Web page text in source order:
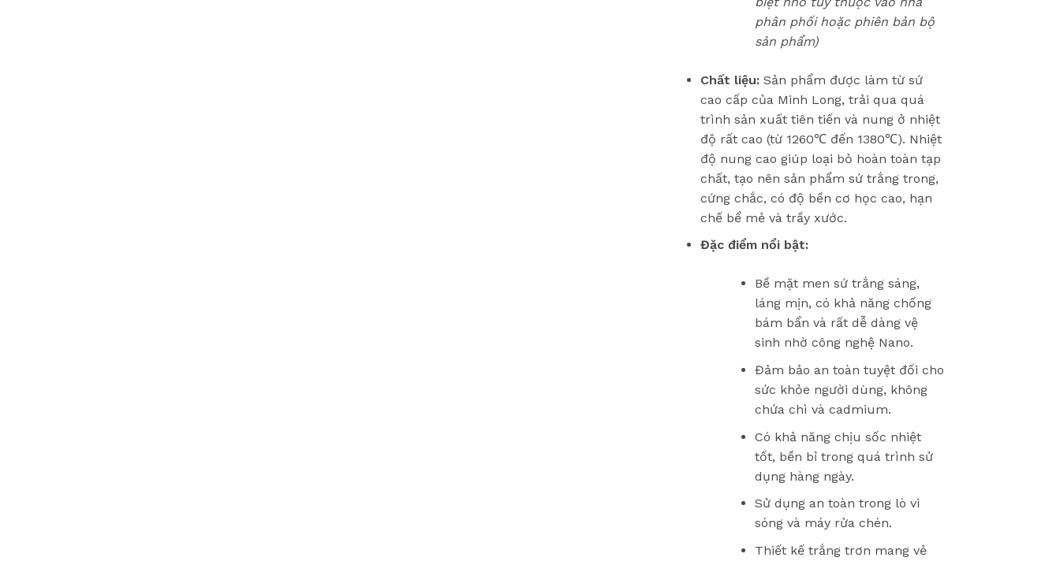
phân phối hoặc phiên bản bộ
sản phẩm)
Chất liệu:Sản phẩm được làm từ sứ
cao cấp của Minh Long, trải qua quá
trình sản xuất tiên tiến và nung ở nhiệt
độ rất cao (từ 1260℃ đến 1380℃). Nhiệt
độ nung cao giúp loại bỏ hoàn toàn tạp
chất, tạo nên sản phẩm sứ trắng trong,
cứng chắc, có độ bền cơ học cao, hạn
chế bể mẻ và trầy xước.
Đặc điểm nổi bật:
Bề mặt men sứ trắng sáng,
láng mịn, có khả năng chống
bám bẩn và rất dễ dàng vệ
sinh nhờ công nghệ Nano.
Đảm bảo an toàn tuyệt đối cho
sức khỏe người dùng, không
chứa chì và cadmium.
Có khả năng chịu sốc nhiệt
tốt, bền bỉ trong quá trình sử
dụng hàng ngày.
Sử dụng an toàn trong lò vi
sóng và máy rửa chén.
Thiết kế trắng trơn mang vẻ